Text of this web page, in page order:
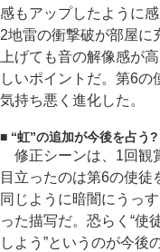
感もアップしたように
2地雷の衝撃破が部屋に
上げても音の解像感が
しいポイントだ。第6の
気持ち悪く進化した。
■ “虹”の追加が今後を占う?
修正シーンは、1回観
目立ったのは第6の使徒
同じように暗闇にうっ
った描写だ。恐らく“使
しよう”というのが今後